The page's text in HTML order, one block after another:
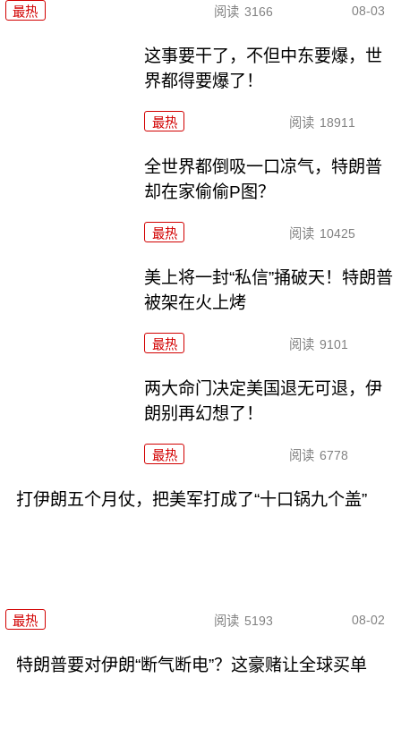
最热 阅读 3166 08-03
这事要干了，不但中东要爆，世
界都得要爆了！
最热 阅读 18911
全世界都倒吸一口凉气，特朗普
却在家偷偷P图？
最热 阅读 10425
美上将一封“私信”捅破天！特朗普
被架在火上烤
最热 阅读 9101
两大命门决定美国退无可退，伊
朗别再幻想了！
最热 阅读 6778
打伊朗五个月仗，把美军打成了“十口锅九个盖”
最热 阅读 5193 08-02
特朗普要对伊朗“断气断电”？这豪赌让全球买单